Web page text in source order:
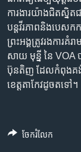
កាន់​
ទំព័រ​
ស្វែង​
រក
ការ​ងារ​យ៉ាង​ជិត​ស្និត​
បន្ត​វីរភាព​និង​បេស
ព្រះអង្គ​ត្រូវ​រង​កា
សាយ មុន្នី នៃ​ VOA
ប៊ុនតិញ ​ដែល​កំពុង​គ
ខេត្ត​តាកែវ​ដូច​តទៅ។
ចែករំលែក